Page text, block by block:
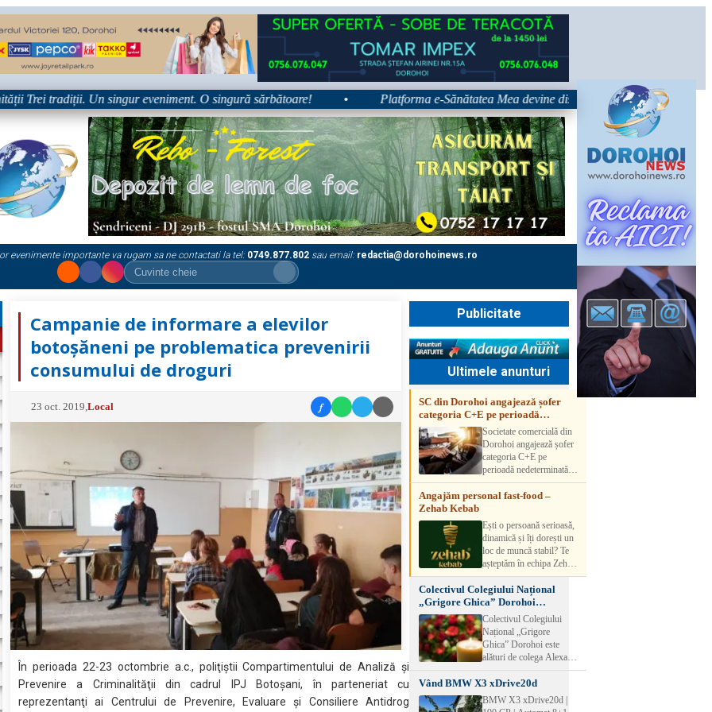
tradiții. Un singur eveniment. O singură sărbătoare! Platforma e-Sănătatea Mea devine disponibilă pe 1 septembrie:
evenimente importante va rugam sa ne contactati la tel: 0749.877.802 sau email: redactia@dorohoinews.ro
Campanie de informare a elevilor
botoșăneni pe problematica prevenirii
consumului de droguri
23 oct. 2019 ,Local f
În perioada 22-23 octombrie a.c., poliţiştii Compartimentului de Analiză şi
Prevenire a Criminalităţii din cadrul IPJ Botoşani, în parteneriat cu
reprezentanţi ai Centrului de Prevenire, Evaluare şi Consiliere Antidrog
Publicitate
Ultimele anunturi
SC din Dorohoi angajează șofer
categoria C+E pe perioadă
nedeterminatăSocietate comercială din
Dorohoi angajează șofer
categoria C+E pe
perioadă nedeterminată.
Candidatul trebuie să
aibă experiență și atestat
detalii, vă rog să sunați la
numărul de telefon.
Angajăm personal fast-food –
Zehab Kebab
Ești o persoană serioasă,
dinamică și îți dorești un
loc de muncă stabil? Te
așteptăm în echipa Zehab
Kebab! Posturi
disponibile: -
SHAORMAR AJUTOR
BUCATAR 2/posturi -
LUCRATOR
COMERCIAL
VANZATOR /2 posturi
muncă Program flexibil
Salariu motivant, în
funcție de experienț
Colectivul Colegiului Național
„Grigore Ghica” Dorohoi
transmite sincere condoleanțe
Colectivul Colegiului
Național „Grigore
Ghica” Dorohoi este
alături de colega Alexa
Lăcrămioara la trecerea în
neființă a soțului și
transmite sincere
condoleanțe familiei.
Vând BMW X3 xDrive20d
BMW X3 xDrive20d |